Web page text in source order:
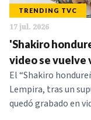
TRENDING TVC
17 jul. 2026
'Shakiro
video se vuelve
El “Shakiro
Lempira, tras un
quedó grabado en